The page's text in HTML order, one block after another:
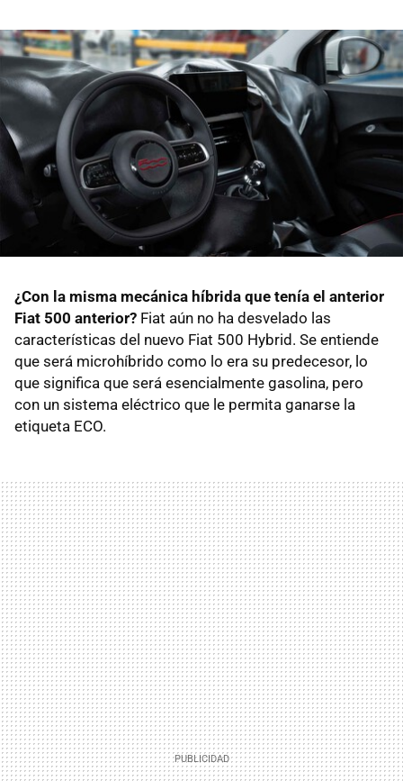
¿Con la misma mecánica híbrida que tenía el anterior
Fiat 500 anterior? Fiat aún no ha desvelado las
características del nuevo Fiat 500 Hybrid. Se entiende
que será microhíbrido como lo era su predecesor, lo
que significa que será esencialmente gasolina, pero
con un sistema eléctrico que le permita ganarse la
etiqueta ECO.